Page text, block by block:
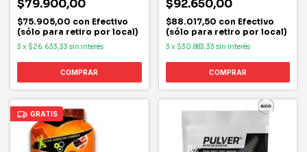
$79.900,00
$75.905,00 con Efectivo
(sólo para retiro por local)
3 x $26.633,33 sin interés
COMPRAR
$92.650,00
$88.017,50 con Efectivo
(sólo para retiro por local)
3 x $30.883,33 sin interés
COMPRAR
GRATIS